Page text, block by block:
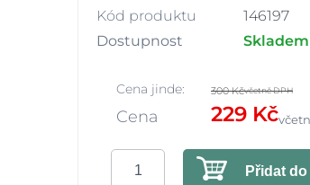
Kód produktu
146197
Dostupnost
Cena jinde: 300 Kčvčetně DPH
Cena 229 Kč
Přidat